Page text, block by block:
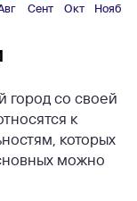
Сент Окт
Нояб
город со своей
к
которых
можно